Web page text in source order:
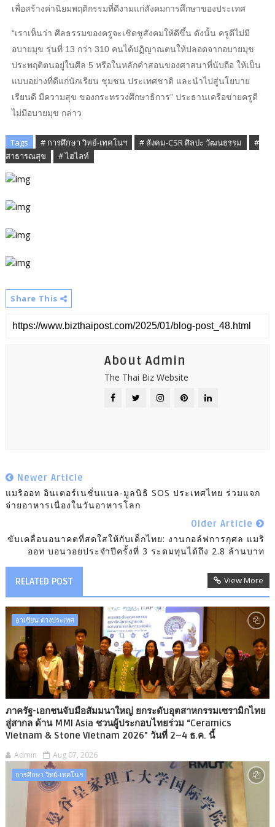
เพื่อสร้างค่านิยมพฤติกรรมที่ดีงามแก่สังคมการศึกษาของประเทศ
“เราเห็นว่า ศีลธรรมของครูจะเชิดชูสังคมให้ดีขึ้น ดังนั้น ครูดีไม่มี
อบายมุข รุ่นที่ 13 กว่า 310 คนได้ปฏิญาณตนให้ปลอดจากอบายมุข
ประพฤติตนอยู่ในศีล 5 หรือในหลักคำสอนของศาสนาที่นับถือ ให้เป็น
แบบอย่างที่ดีแก่นักเรียน ชุมชน ประเทศชาติ และนำไปสู่นโยบาย
เรียนดี มีความสุข ของกระทรวงศึกษาธิการ” ประธานเครือข่ายครูดี
ไม่มีอบายมุข กล่าว
Tags # การศึกษา วิทย์-เทคโนฯ # สังคม-CSR ศิลปะ วัฒนธรรม
#
สาธารณสุข
# ไฮไลท์
Share This
About Admin
The Thai Biz Website
Newer Article
แมริออท อินเตอร์เนชั่นแนล-มูลนิธิ SOS ประเทศไทย ร่วมแจก
จ่ายอาหารเนื่องในวันอาหารโลก
Older Article
ขับเคลื่อนอนาคตที่สดใสให้กับเด็กไทย: งานกอล์ฟการกุศล แมริ
ออท บอนวอยประจำปีครั้งที่ 3 ระดมทุนได้ถึง 2.8 ล้านบาท
RELATED POST View More
อาเซียน ต่างประเทศ
ภาครัฐ-เอกชนจับมือสัมมนาใหญ่ ยกระดับอุตสาหกรรมเซรามิกไทย
สู่สากล ด้าน MMI Asia ชวนผู้ประกอบไทยร่วม “Ceramics
Vietnam & Stone Vietnam 2026” วันที่ 2–4 ธ.ค. นี้
Admin Aug 07, 2026
การศึกษา วิทย์-เทคโนฯ